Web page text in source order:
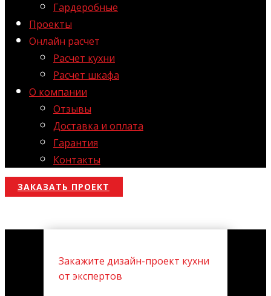
Гардеробные
Проекты
Онлайн расчет
Расчет кухни
Расчет шкафа
О компании
Отзывы
Доставка и оплата
Гарантия
Контакты
ЗАКАЗАТЬ ПРОЕКТ
Закажите дизайн-проект кухни
от экспертов